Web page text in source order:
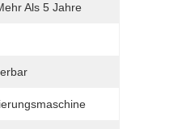
Als 5 Jahre